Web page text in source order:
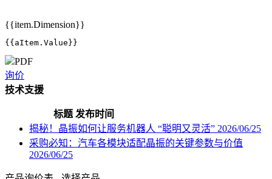
{{item.Dimension}}
{{aItem.Value}}
PDF
询价
技术支援
标题 发布时间
揭秘！晶振如何让服务机器人 “聪明又灵活” 2026/06/25
采购必知：汽车各模块适配晶振的关键参数与价值
2026/06/25